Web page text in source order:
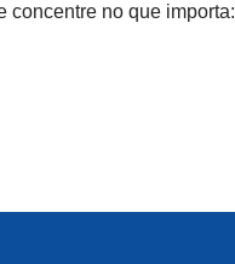
concentre no que importa: